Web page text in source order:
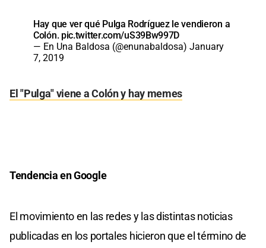
Hay que ver qué Pulga Rodríguez le vendieron a
Colón. pic.twitter.com/uS39Bw997D
— En Una Baldosa (@enunabaldosa) January
7, 2019
El "Pulga" viene a Colón y hay memes
Tendencia en Google
El movimiento en las redes y las distintas noticias
publicadas en los portales hicieron que el término de